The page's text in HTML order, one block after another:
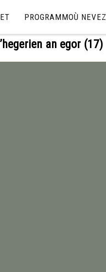
PROGRAMMOÙ NEVEZ
an egor (17)